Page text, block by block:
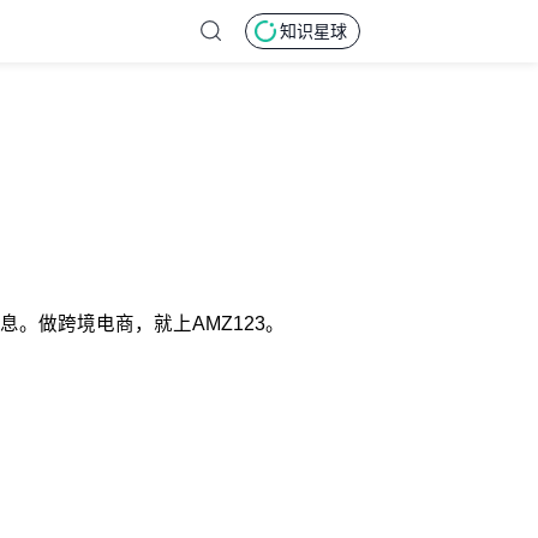
知识星球
。做跨境电商，就上AMZ123。